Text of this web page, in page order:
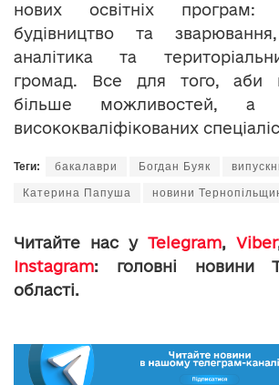
нових освітніх програм:
будівництво та
аналітика та
громад. Все для того, аби
більше можливостей,
висококваліфікованих
Теги: бакалаври Богдан Буяк
Катерина Папуша новини
Читайте нас у Telegram, Viber
Instagram: головні новини
області.